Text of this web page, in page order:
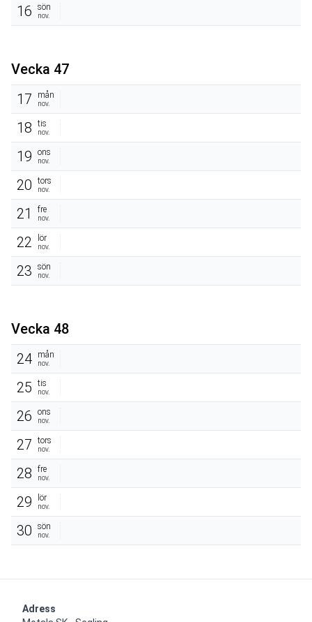
16 sön
nov.
Vecka 47
17
mån
nov.
18 tis
nov.
19 ons
nov.
20 tors
nov.
21 fre
nov.
22 lör
nov.
23 sön
nov.
Vecka 48
24
mån
nov.
25 tis
nov.
26 ons
nov.
27 tors
nov.
28 fre
nov.
29 lör
nov.
30 sön
nov.
Adress